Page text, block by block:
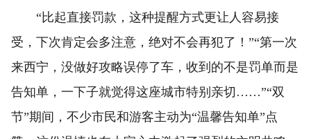
“比起直接罚款，这种提醒方式更让人容易接
受，下次肯定会多注意，绝对不会再犯了！”“第一次
来西宁，没做好攻略误停了车，收到的不是罚单而是
告知单，一下子就觉得这座城市特别亲切……”“双
节”期间，不少市民和游客主动为“温馨告知单”点